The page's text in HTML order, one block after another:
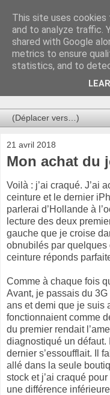
Au bistro
La connerie étant le
entrevoir une parcelle
de communication
21 avril 2018
Mon achat du
Voilà : j’ai craqué. J’ai
ceinture et le dernier
parlerai d’Hollande à
lecture des deux
gauche que je croise
obnubilés par quelques
ceinture réponds
Comme à chaque fois
Avant, je passais du
ans et demi que je suis
fonctionnaient comme
du premier rendait
diagnostiqué un défaut.
dernier s’essoufflait. Il
allé dans la seule
stock et j’ai craqué
une différence
This site uses
and to analyze traffic.
shared with Google
metrics to ensure
statistics, and to